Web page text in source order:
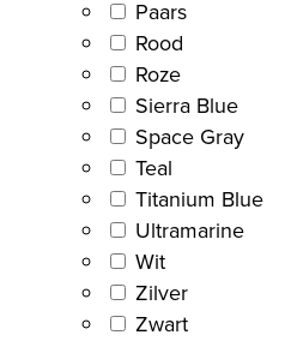
Paars
Rood
Roze
Sierra Blue
Space Gray
Teal
Titanium Blue
Ultramarine
Wit
Zilver
Zwart